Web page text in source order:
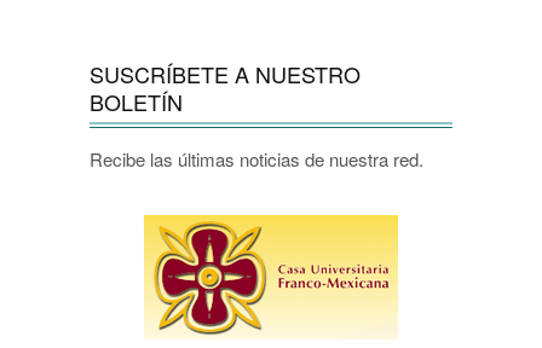
SUSCRÍBETE A NUESTRO
BOLETÍN
Recibe las últimas noticias de nuestra red.